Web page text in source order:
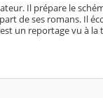
Il prépare le
de ses romans. Il
un reportage vu à